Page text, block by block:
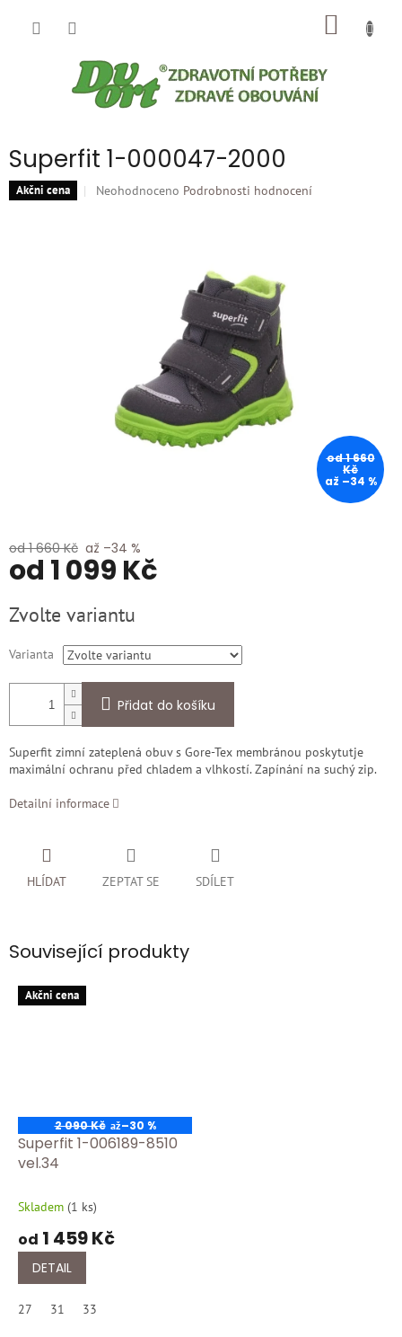
Superfit 1-000047-2000
Akčni cena
Průměrné
Neohodnoceno Podrobnosti hodnocení
od 1 660
Kč
až –34 %
od 1 660 Kč až –34 %
od 1 099 Kč
cena:
Zvolte variantu
Varianta
Přidat do košíku
Superfit zimní zateplená obuv s Gore-Tex membránou poskytutje
maximální ochranu před chladem a vlhkostí. Zapínání na suchý zip.
Detailní informace
ZEPTAT SE
HLÍDAT SDÍLET
Související produkty
Akčni cena
2 090 Kč až–30 %
Superfit 1-006189-8510
vel.34
Skladem (1 ks)
od 1 459 Kč
DETAIL
27 31 33